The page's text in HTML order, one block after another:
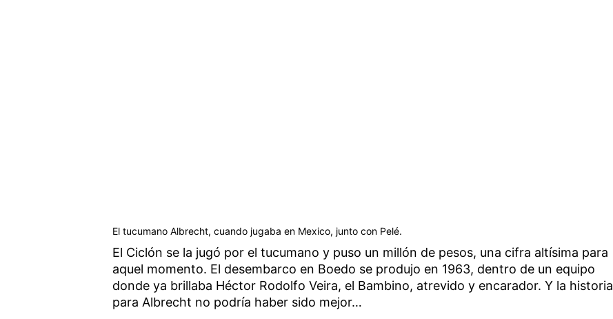
El tucumano Albrecht, cuando jugaba en Mexico, junto con Pelé.
El Ciclón se la jugó por el tucumano y puso un millón de pesos, una cifra altísima para
aquel momento. El desembarco en Boedo se produjo en 1963, dentro de un equipo
donde ya brillaba Héctor Rodolfo Veira, el Bambino, atrevido y encarador. Y la historia
para Albrecht no podría haber sido mejor…